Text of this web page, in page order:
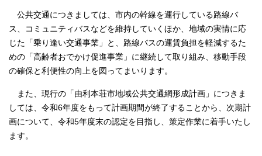
公共交通につきましては、市内の幹線を運行している路線バ
ス、コミュニティバスなどを維持していくほか、地域の実情に応
じた「乗り逢い交通事業」と、路線バスの運賃負担を軽減するた
めの「高齢者おでかけ促進事業」に継続して取り組み、移動手段
の確保と利便性の向上を図ってまいります。
また、現行の「由利本荘市地域公共交通網形成計画」につきま
しては、令和6年度をもって計画期間が終了することから、次期計
画について、令和5年度末の認定を目指し、策定作業に着手いたし
ます。